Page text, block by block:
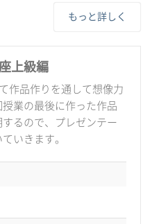
もっと詳しく
上級編
作品作りを通して想像力
業の最後に作った作品
るので、プレゼンテー
いきます。